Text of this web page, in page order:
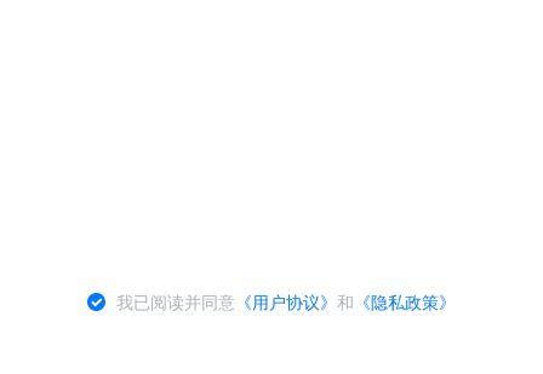
我已阅读并同意 《用户协议》和 《隐私政策》